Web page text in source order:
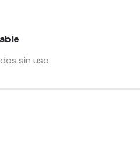
sin uso